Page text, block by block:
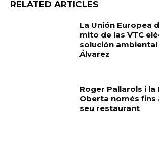
RELATED ARTICLES
La Unión Europea
mito de las VTC
solución
Álvarez
Roger Pallarols i la
Oberta només fins
seu restaurant